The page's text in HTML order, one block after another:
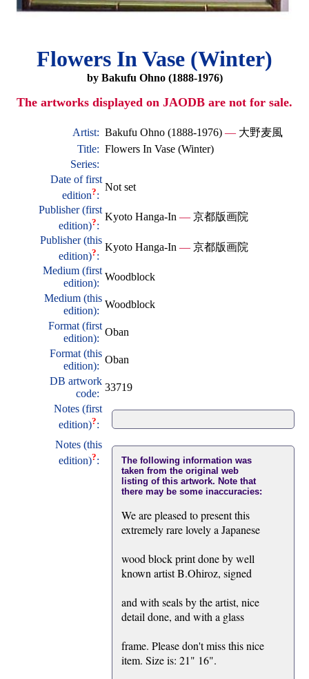
Flowers In Vase (Winter)
by Bakufu Ohno (1888-1976)
The artworks displayed on JAODB are not for sale.
Artist: Bakufu Ohno (1888-1976) — 大野麦風
Title: Flowers In Vase (Winter)
Series:
Date of first
edition?:
Not set
Publisher (first
edition)?:
Kyoto Hanga-In — 京都版画院
Publisher (this
edition)?:
Kyoto Hanga-In — 京都版画院
Medium (first
edition):
Woodblock
Medium (this
edition):
Woodblock
Format (first
edition):
Oban
Format (this
edition):
Oban
DB artwork
code:
33719
Notes (first
edition)?:
Notes (this
edition)?:
The following information was
taken from the original web
listing of this artwork. Note that
there may be some inaccuracies:
We are pleased to present this
extremely rare lovely a Japanese
wood block print done by well
known artist B.Ohiroz, signed
and with seals by the artist, nice
detail done, and with a glass
frame. Please don't miss this nice
item. Size is: 21" 16".